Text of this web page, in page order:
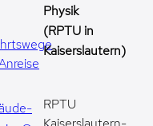
Physik
(RPTU in
Kaiserslautern)
RPTU